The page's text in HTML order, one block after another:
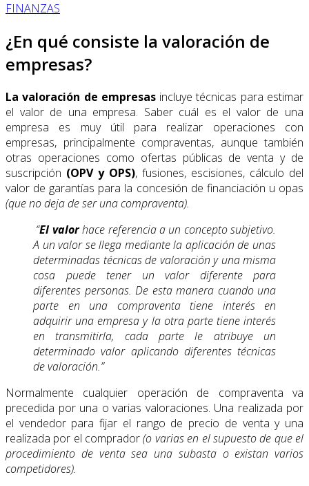
FINANZAS
¿En qué consiste la valoración de
empresas?
La valoración de empresasincluye técnicas para estimar
el valor de una empresa. Saber cuál es el valor de una
empresa es muy útil para realizar operaciones con
empresas, principalmente compraventas, aunque también
otras operaciones como ofertas públicas de venta y de
suscripción (OPV y OPS), fusiones, escisiones, cálculo del
valor de garantías para la concesión de financiación u opas
(que no deja de ser una compraventa).
“El valorhace referencia a un concepto subjetivo.
A un valor se llega mediante la aplicación de unas
determinadas técnicas de valoración y una misma
cosa puede tener un valor diferente para
diferentes personas. De esta manera cuando una
parte en una compraventa tiene interés en
adquirir una empresa y la otra parte tiene interés
en transmitirla, cada parte le atribuye un
determinado valor aplicando diferentes técnicas
de valoración.”
Normalmente cualquier operación de compraventa va
precedida por una o varias valoraciones. Una realizada por
el vendedor para fijar el rango de precio de venta y una
realizada por el comprador(o varias en el supuesto de que el
procedimiento de venta sea una subasta o existan varios
competidores).